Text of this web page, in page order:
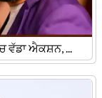
ਵੱਡਾ ਐਕਸ਼ਨ, ...